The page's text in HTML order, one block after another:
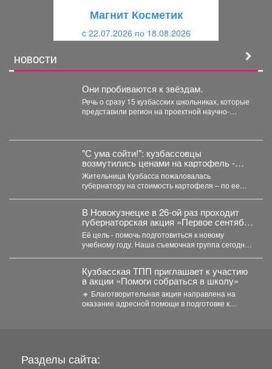
Магнит Косметик
c 22.07.2026 по 18.08.2026
НОВОСТИ
Они пробиваются к звёздам.
Речь о сразу 15 кузбасских школьниках, которые
представили регион на проектной научно-
"С ума сойти!": кузбассовцы
возмутились ценами на картофель -
власти ответили
Жительница Кузбасса пожаловалась
губернатору на стоимость картофеля – по ее
В Новокузнецке в 26-ой раз проходит
губернаторская акция «Первое сентября
каждому школьнику».
Её цель - помочь подготовиться к новому
учебному году. Наша съемочная группа сегодня
Кузбасская ТПП приглашает к участию
в акции «Помоги собраться в школу»
🔹 Благотворительная акция направлена на
оказание адресной помощи в подготовке к
Разделы сайта: